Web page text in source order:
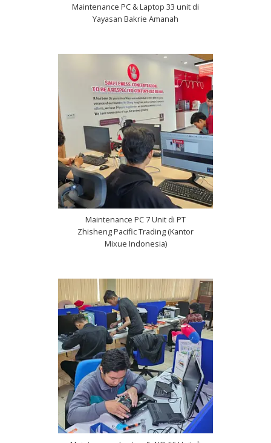
Maintenance PC & Laptop 33 unit di
Yayasan Bakrie Amanah
Maintenance PC 7 Unit di PT
Zhisheng Pacific Trading (Kantor
Mixue Indonesia)